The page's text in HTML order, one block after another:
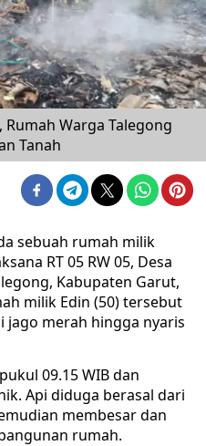
Warga Talegong
Tanah
sebuah rumah milik
RT 05 RW 05, Desa
Kabupaten Garut,
milik Edin (50) tersebut
jago merah hingga nyaris
09.15 WIB dan
Api diduga berasal dari
membesar dan
rumah.